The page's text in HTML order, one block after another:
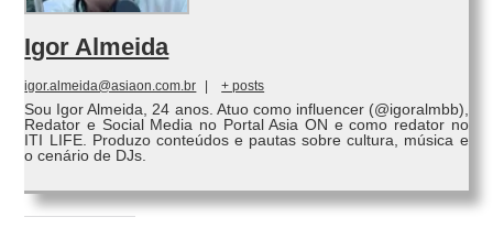
Igor Almeida
igor.almeida@asiaon.com.br | + posts
Sou Igor Almeida, 24 anos. Atuo como influencer (@igoralmbb),
Redator e Social Media no Portal Asia ON e como redator no
ITI LIFE. Produzo conteúdos e pautas sobre cultura, música e
o cenário de DJs.